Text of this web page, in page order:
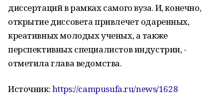
диссертаций в рамках самого вуза. И, конечно,
открытие диссовета привлечет одаренных,
креативных молодых ученых, а также
перспективных специалистов индустрии, -
отметила глава ведомства.
Источник:https://campusufa.ru/news/1628